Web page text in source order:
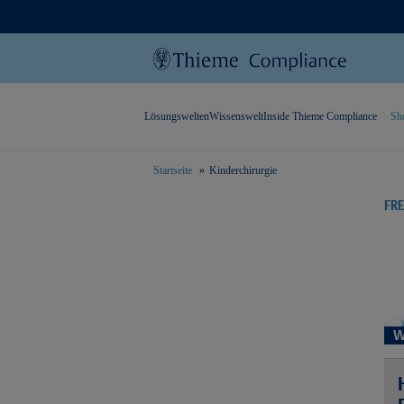
LösungsweltenWissensweltInside Thieme Compliance
Startseite Kinderchirurgie